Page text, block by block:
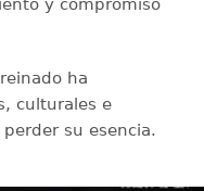
y compromiso
ha
culturales e
su esencia.